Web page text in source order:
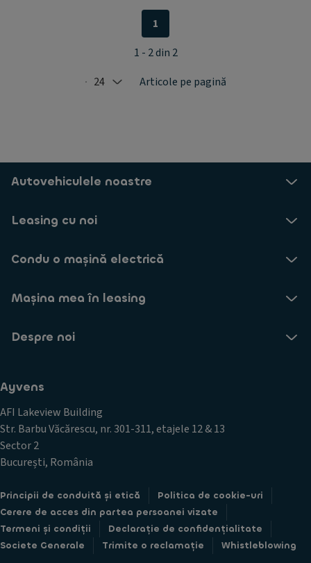
Selected: 24
24 Articole pe pagină
1
1 - 2 din 2
Autovehiculele noastre
Leasing cu noi
Condu o mașină electrică
Mașina mea în leasing
Despre noi
Ayvens
AFI Lakeview Building
Str. Barbu Văcărescu, nr. 301-311, etajele 12 & 13
Sector 2
București, România
Principii de conduită și etică
Politica de cookie-uri
Cerere de acces din partea persoanei vizate
Termeni și condiții
Declarație de confidențialitate
Societe Generale
Trimite o reclamație Whistleblowing